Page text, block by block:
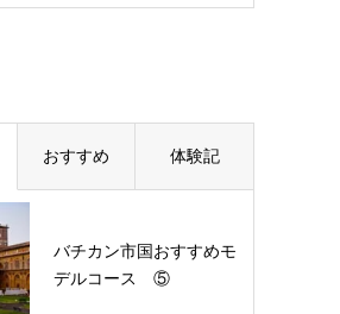
おすすめ 体験記
バチカン市国おすすめモ
デルコース ⑤